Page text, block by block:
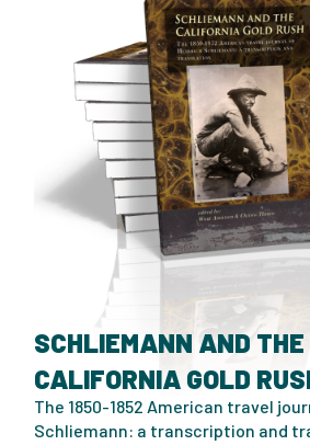
SCHLIEMANN AND THE
CALIFORNIA GOLD
The 1850-1852 American travel
Schliemann: a transcription and